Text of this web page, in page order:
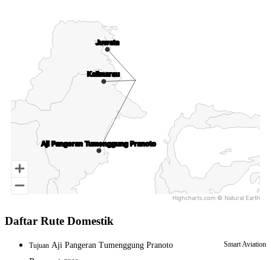
Aji Pangeran Tumenggung Pranoto
Aji Pangeran Tumenggung Pranoto
Juwata
Juwata
Kalimarau
Kalimarau
Highcharts.com © Natural Earth
Daftar Rute Domestik
Tujuan Aji Pangeran Tumenggung Pranoto Smart Aviation